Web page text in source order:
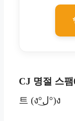
CJ 명절 스
트 (ง°ل͜°)ง